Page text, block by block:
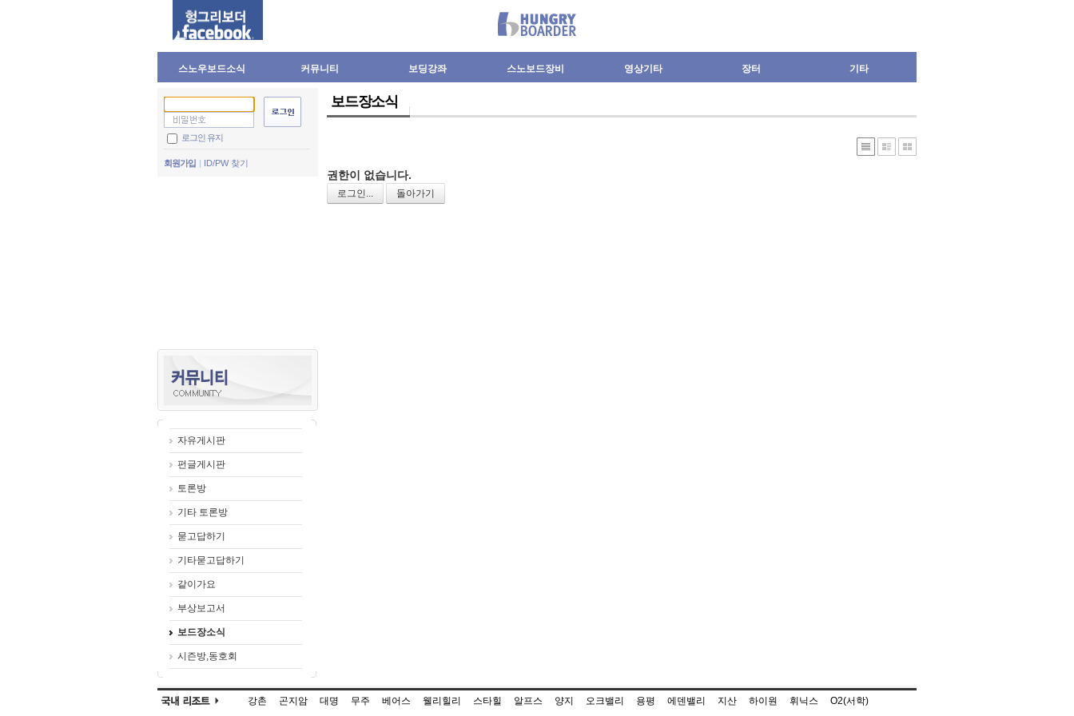
스노우보드소식 커뮤니티 보딩강좌 스노보드장비 영상기타 장터 기타
로그인 유지
회원가입 ID/PW 찾기
자유게시판
펀글게시판
토론방
기타 토론방
묻고답하기
기타묻고답하기
같이가요
부상보고서
보드장소식
시즌방,동호회
보드장소식
권한이 없습니다.
로그인... 돌아가기
강촌 곤지암 대명 무주 베어스 웰리힐리 스타힐 알프스 양지 오크밸리 용평 에덴밸리 지산 하이원 휘닉스 O2(서학)